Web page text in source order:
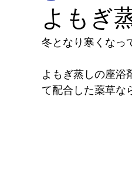
よもぎ
冬となり寒くなっ
よもぎ蒸しの座浴
て配合した薬草な